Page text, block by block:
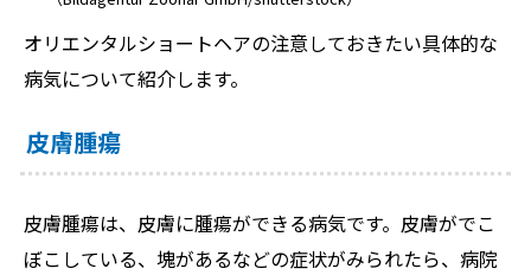
オリエンタルショートヘアの注意しておきたい具体的な
病気について紹介します。
皮膚腫瘍
皮膚腫瘍は、皮膚に腫瘍ができる病気です。皮膚がでこ
ぼこしている、塊があるなどの症状がみられたら、病院